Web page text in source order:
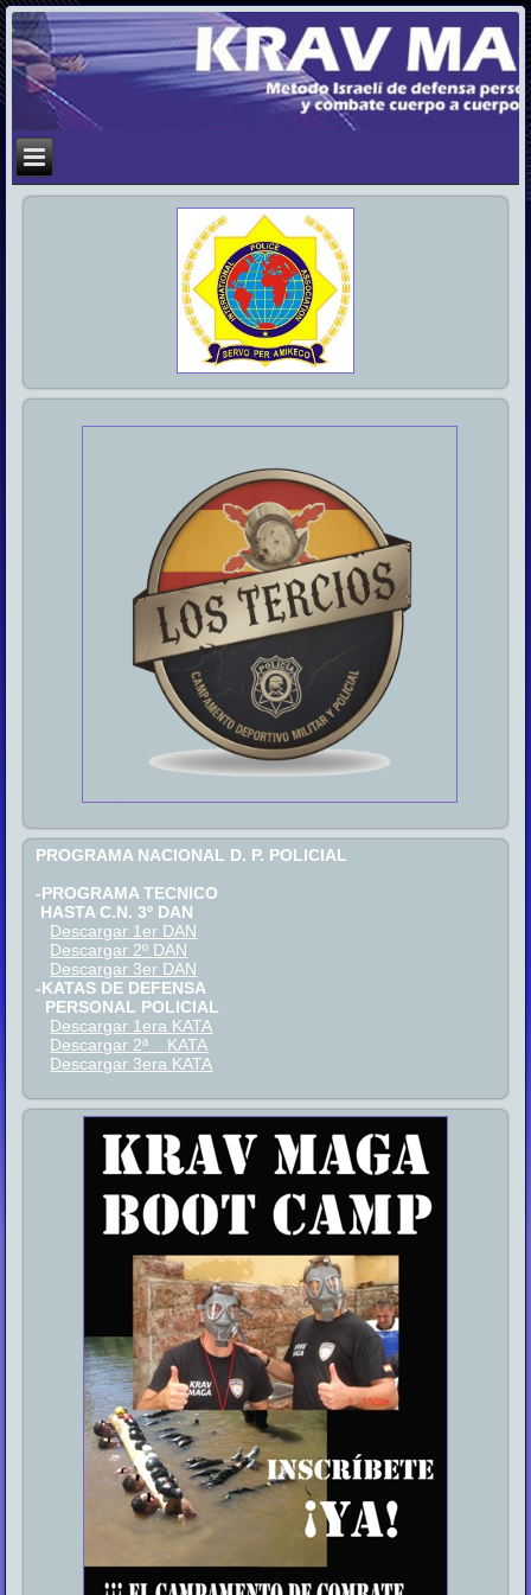
PROGRAMA NACIONAL D. P. POLICIAL
-PROGRAMA TECNICO
HASTA C.N. 3º DAN
Descargar 1er DAN
Descargar 2º DAN
Descargar 3er DAN
-KATAS DE DEFENSA
PERSONAL POLICIAL
Descargar 1era KATA
Descargar 2ª KATA
Descargar 3era KATA